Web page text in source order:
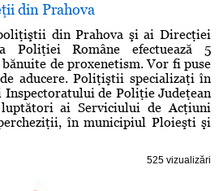
din Prahova
din Prahova şi ai Direcţiei
Poliţiei Române efectuează 5
de proxenetism. Vor fi puse
aducere. Poliţiştii specializaţi în
de Poliţie Judeţean
ai Serviciului de Acţiuni
în municipiul Ploieşti şi
525 vizualizări